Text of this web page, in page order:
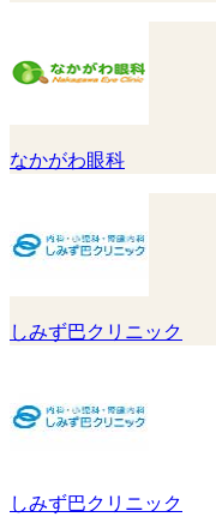
なかがわ眼科
しみず巴クリニック
しみず巴クリニック